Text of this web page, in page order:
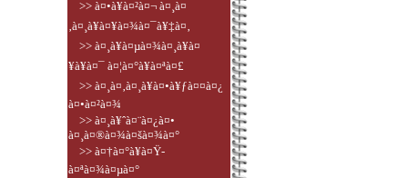
>> à¤•à¥à¤²à¤¬ à¤¸à¤
‚à¤¸à¥à¤¥à¤¾à¤¯à¥‡à¤‚
>> à¤¸à¥à¤µà¤¾à¤¸à¥à¤
¥à¥à¤¯ à¤¦à¤°à¥à¤ªà¤£
>> à¤¸à¤‚à¤¸à¥à¤•à¥ƒà¤¤à¤¿
à¤•à¤²à¤¾
>> à¤¸à¥ˆà¤¨à¤¿à¤•
à¤¸à¤®à¤¾à¤šà¤¾à¤°
>> à¤†à¤°à¥à¤Ÿ-
à¤ªà¤¾à¤µà¤°